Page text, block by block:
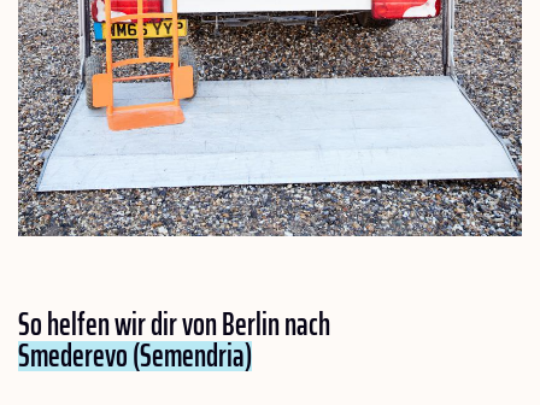
So helfen wir dir von Berlin nach
Smederevo (Semendria)